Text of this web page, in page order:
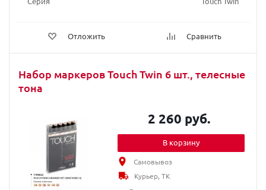
Отложить Сравнить
Набор маркеров Touch Twin 6 шт., телесные
тона
2 260 руб.
В корзину
Самовывоз
Курьер, ТК